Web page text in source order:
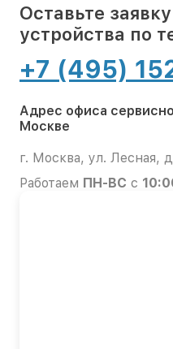
Оставьте
устройства по
+7 (495)
Адрес офиса
Москве
г. Москва, ул. Лесная,
Работаем ПН-ВС с